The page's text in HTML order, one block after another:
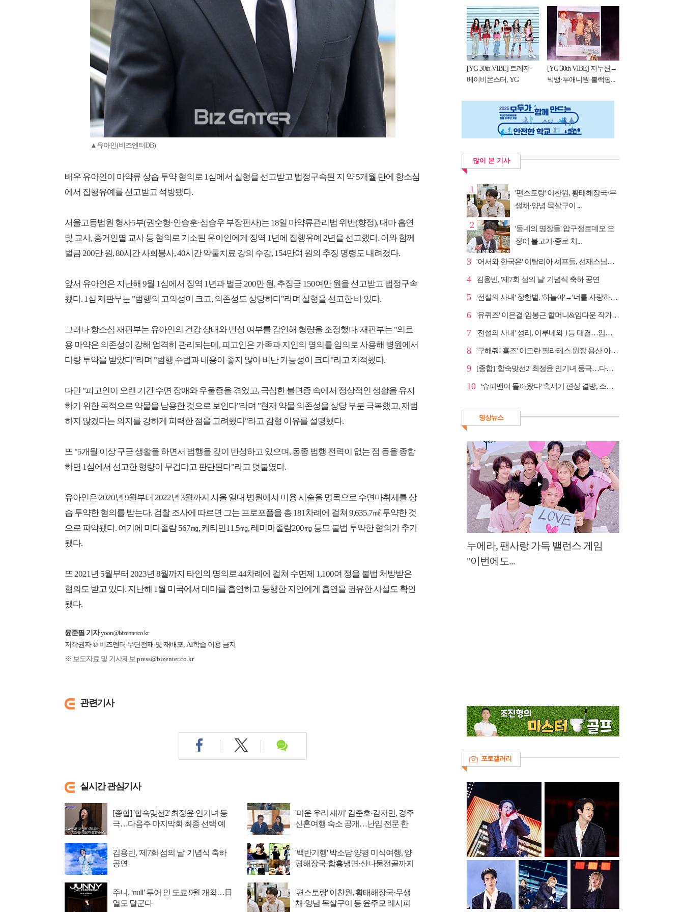
▲유아인(비즈엔터DB)
배우 유아인이 마약류 상습 투약 혐의로 1심에서 실형을 선고받고 법정구속된 지 약 5개월 만에 항소심
에서 집행유예를 선고받고 석방됐다.
서울고등법원 형사5부(권순형·안승훈·심승우 부장판사)는 18일 마약류관리법 위반(향정), 대마 흡연
및 교사, 증거인멸 교사 등 혐의로 기소된 유아인에게 징역 1년에 집행유예 2년을 선고했다. 이와 함께
벌금 200만 원, 80시간 사회봉사, 40시간 약물치료 강의 수강, 154만여 원의 추징 명령도 내려졌다.
앞서 유아인은 지난해 9월 1심에서 징역 1년과 벌금 200만 원, 추징금 150여만 원을 선고받고 법정구속
됐다. 1심 재판부는 "범행의 고의성이 크고, 의존성도 상당하다"라며 실형을 선고한 바 있다.
그러나 항소심 재판부는 유아인의 건강 상태와 반성 여부를 감안해 형량을 조정했다. 재판부는 "의료
용 마약은 의존성이 강해 엄격히 관리되는데, 피고인은 가족과 지인의 명의를 임의로 사용해 병원에서
다량 투약을 받았다"라며 "범행 수법과 내용이 좋지 않아 비난 가능성이 크다"라고 지적했다.
다만 "피고인이 오랜 기간 수면 장애와 우울증을 겪었고, 극심한 불면증 속에서 정상적인 생활을 유지
하기 위한 목적으로 약물을 남용한 것으로 보인다"라며 "현재 약물 의존성을 상당 부분 극복했고, 재범
하지 않겠다는 의지를 강하게 피력한 점을 고려했다"라고 감형 이유를 설명했다.
또 "5개월 이상 구금 생활을 하면서 범행을 깊이 반성하고 있으며, 동종 범행 전력이 없는 점 등을 종합
하면 1심에서 선고한 형량이 무겁다고 판단된다"라고 덧붙였다.
유아인은 2020년 9월부터 2022년 3월까지 서울 일대 병원에서 미용 시술을 명목으로 수면마취제를 상
습 투약한 혐의를 받는다. 검찰 조사에 따르면 그는 프로포폴을 총 181차례에 걸쳐 9,635.7㎖ 투약한 것
으로 파악됐다. 여기에 미다졸람 567㎎, 케타민11.5㎎, 레미마졸람200㎎ 등도 불법 투약한 혐의가 추가
됐다.
또 2021년 5월부터 2023년 8월까지 타인의 명의로 44차례에 걸쳐 수면제 1,100여 정을 불법 처방받은
혐의도 받고 있다. 지난해 1월 미국에서 대마를 흡연하고 동행한 지인에게 흡연을 권유한 사실도 확인
됐다.
윤준필 기자 yoon@bizenter.co.kr
저작권자 © 비즈엔터 무단전재 및 재배포, AI학습 이용 금지
※ 보도자료 및 기사제보 press@bizenter.co.kr
관련기사
실시간 관심기사
[종합] '합숙맞선2' 최정윤 인기녀 등
극…다음주 마지막회 최종 선택 예
'미운 우리 새끼' 김준호·김지민, 경주
신혼여행 숙소 공개…난임 전문 한
김용빈, '제7회 섬의 날' 기념식 축하
공연
'백반기행' 박소담 양평 미식여행, 양
평해장국·함흥냉면·산나물전골까지
주니, ‘null’ 투어 인 도쿄 9월 개최…日
열도 달군다
'편스토랑' 이찬원, 황태해장국·무생
채·양념 목살구이 등 윤주모 레시피
[YG 30th VIBE] 트레저·
베이비몬스터, YG
[YG 30th VIBE] 지누션→
빅뱅·투애니원·블랙핑...
많이 본 기사
1
'편스토랑' 이찬원, 황태해장국·무
생채·양념 목살구이 ...
2
'동네의 명장들' 압구정로데오 오
징어 불고기·종로 치...
3 '어서와 한국은' 이탈리아 셰프들, 선재스님→라연 차도...
4 김용빈, '제7회 섬의 날' 기념식 축하 공연
5 '전설의 사내' 장한별, '하늘아'→'너를 사랑하고도' 명...
6 '유퀴즈' 이은결·임봉근 할머니&임다운 작가·이승철, '...
7 '전설의 사내' 성리, 이루네와 1등 대결…임영웅 '보금...
8 '구해줘! 홈즈' 이모란 필라테스 원장 용산 아파트 방...
9 [종합] '합숙맞선2' 최정윤 인기녀 등극…다음주 마지막...
10 '슈퍼맨이 돌아왔다' 혹서기 편성 결방, 스페셜 방송
영상뉴스
누에라, 팬사랑 가득 밸런스 게임
"이번에도...
포토갤러리